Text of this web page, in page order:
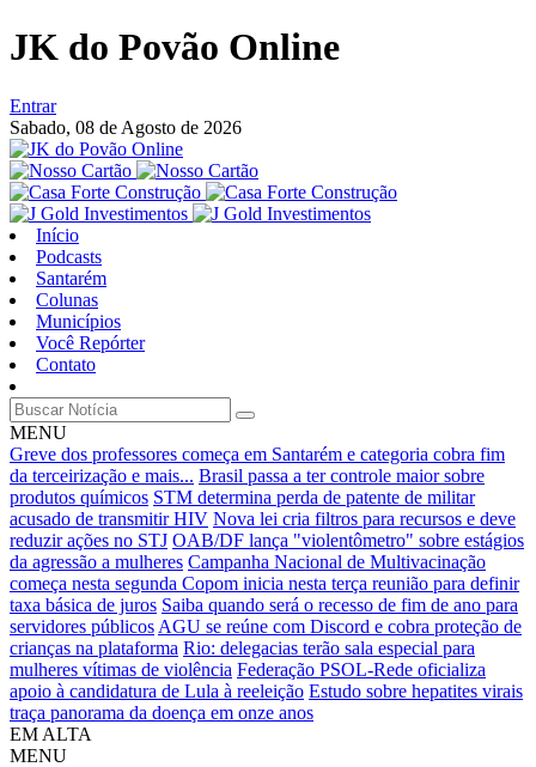
JK do Povão Online
Entrar
Sabado, 08 de Agosto de 2026
Início
Podcasts
Santarém
Colunas
Municípios
Você Repórter
Contato
MENU
Greve dos professores começa em Santarém e categoria cobra fim
da terceirização e mais... Brasil passa a ter controle maior sobre
produtos químicos STM determina perda de patente de militar
acusado de transmitir HIV Nova lei cria filtros para recursos e deve
reduzir ações no STJ OAB/DF lança "violentômetro" sobre estágios
da agressão a mulheres Campanha Nacional de Multivacinação
começa nesta segunda Copom inicia nesta terça reunião para definir
taxa básica de juros Saiba quando será o recesso de fim de ano para
servidores públicos AGU se reúne com Discord e cobra proteção de
crianças na plataforma Rio: delegacias terão sala especial para
mulheres vítimas de violência Federação PSOL-Rede oficializa
apoio à candidatura de Lula à reeleição Estudo sobre hepatites virais
traça panorama da doença em onze anos
EM ALTA
MENU